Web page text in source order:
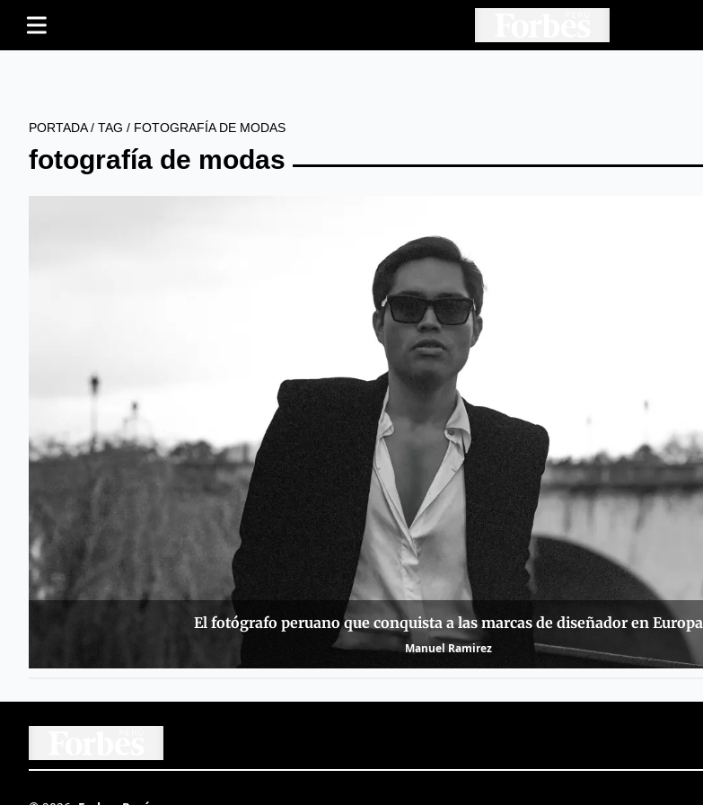
PORTADA/ TAG / FOTOGRAFÍA DE MODAS
fotografía de modas
El fotógrafo peruano que conquista a las marcas de diseñador en Europa
Manuel Ramirez